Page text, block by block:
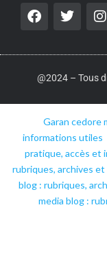
@2024 – Tous
Garan cedore
informations utiles
pratique, accès et
rubriques, archives
blog : rubriques,
media blog :